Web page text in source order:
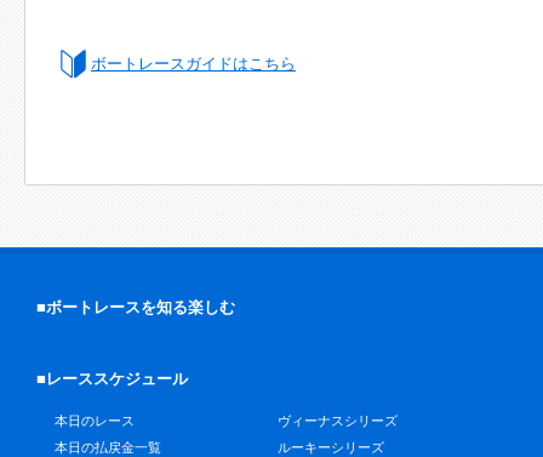
ボートレースガイドはこちら
■ボートレースを知る楽しむ
■レーススケジュール
本日のレース
本日の払戻金一覧
ヴィーナスシリーズ
ルーキーシリーズ